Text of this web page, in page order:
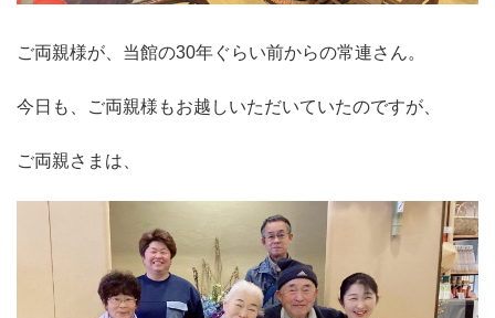
ご両親様が、当館の30年ぐらい前からの常連さん。
今日も、ご両親様もお越しいただいていたのですが、
ご両親さまは、